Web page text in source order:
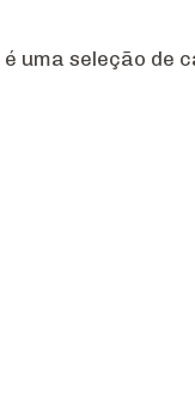
é uma seleção de